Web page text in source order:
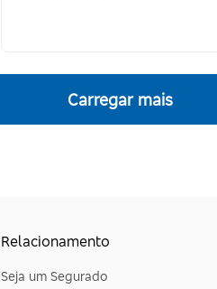
Carregar mais
Relacionamento
Seja um Segurado